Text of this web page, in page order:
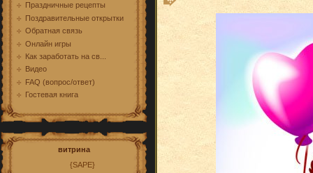
Праздничные рецепты
Поздравительные открытки
Обратная связь
Онлайн игры
Как заработать на св...
Видео
FAQ (вопрос/ответ)
Гостевая книга
витрина
{SAPE}